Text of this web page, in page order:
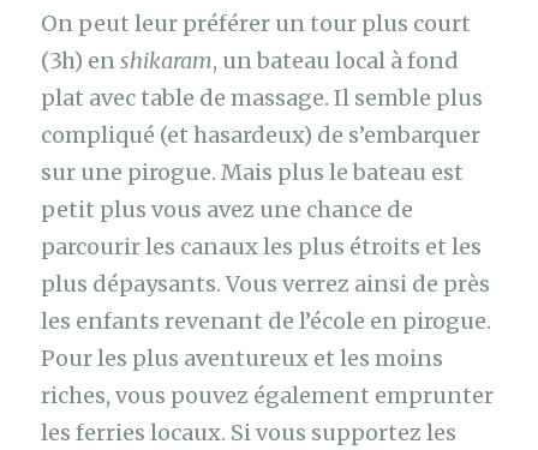
On peut leur préférer un tour plus court
(3h) enshikaram, un bateau local à fond
plat avec table de massage. Il semble plus
compliqué (et hasardeux) de s’embarquer
sur une pirogue. Mais plus le bateau est
petit plus vous avez une chance de
parcourir les canaux les plus étroits et les
plus dépaysants. Vous verrez ainsi de près
les enfants revenant de l’école en pirogue.
Pour les plus aventureux et les moins
riches, vous pouvez également emprunter
les ferries locaux. Si vous supportez les